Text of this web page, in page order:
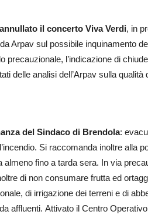
annullato il concerto Viva Verdi, in
Arpav sul possibile inquinamento
precauzionale, l’indicazione di
delle analisi dell’Arpav sulla qualità
del Sindaco di Brendola:
Si raccomanda inoltre alla
fino a tarda sera. In via
di non consumare frutta ed
di irrigazione dei terreni e di
affluenti. Attivato il Centro